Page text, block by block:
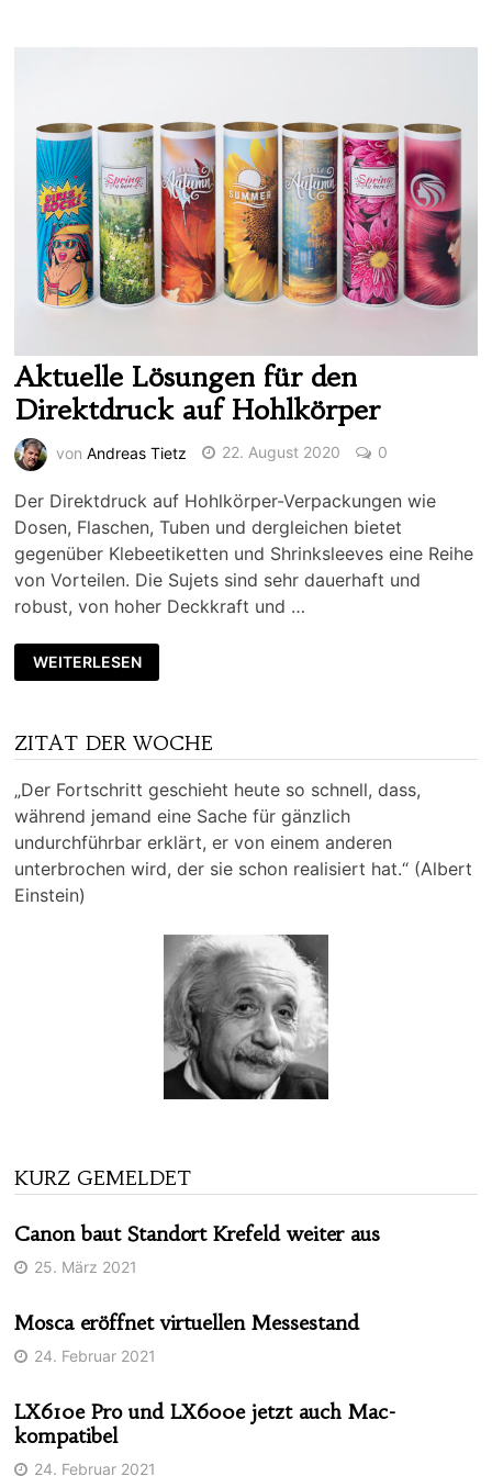
Aktuelle Lösungen für den
Direktdruck auf Hohlkörper
von Andreas Tietz 22. August 2020 0
Der Direktdruck auf Hohlkörper-Verpackungen wie
Dosen, Flaschen, Tuben und dergleichen bietet
gegenüber Klebeetiketten und Shrinksleeves eine Reihe
von Vorteilen. Die Sujets sind sehr dauerhaft und
robust, von hoher Deckkraft und …
WEITERLESEN
ZITAT DER WOCHE
„Der Fortschritt geschieht heute so schnell, dass,
während jemand eine Sache für gänzlich
undurchführbar erklärt, er von einem anderen
unterbrochen wird, der sie schon realisiert hat.“ (Albert
Einstein)
KURZ GEMELDET
Canon baut Standort Krefeld weiter aus
25. März 2021
Mosca eröffnet virtuellen Messestand
24. Februar 2021
LX610e Pro und LX600e jetzt auch Mac-
kompatibel
24. Februar 2021